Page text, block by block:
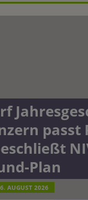
passt
Plan
6. AUGUST 2026